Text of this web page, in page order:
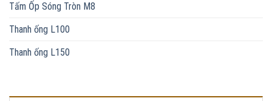
Tấm Ốp Sóng Tròn M8
Thanh ống L100
Thanh ống L150